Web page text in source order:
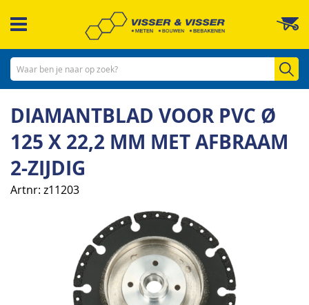
naar
inhoud
DIAMANTBLAD VOOR PVC Ø
125 X 22,2 MM MET AFBRAAM
2-ZIJDIG
Artnr z11203